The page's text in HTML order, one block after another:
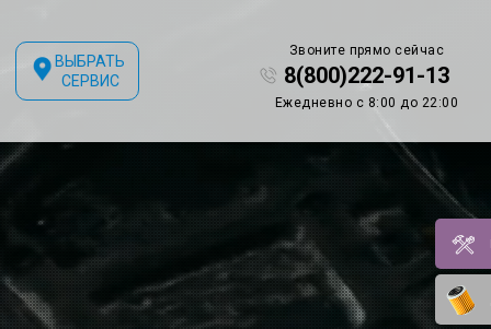
ВЫБРАТЬ
СЕРВИС
Звоните прямо сейчас
8(800)222-91-13
Ежедневно с 8:00 до 22:00